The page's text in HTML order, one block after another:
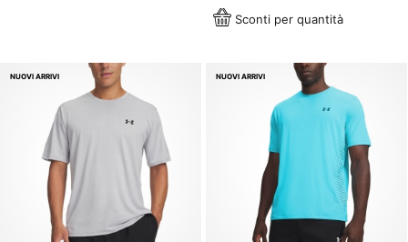
Sconti per quantità
NUOVI ARRIVI NUOVI ARRIVI